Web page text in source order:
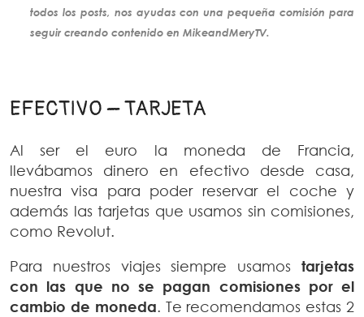
todos los posts, nos ayudas con una pequeña comisión para
seguir creando contenido en MikeandMeryTV.
EFECTIVO – TARJETA
Al ser el euro la moneda de Francia,
llevábamos dinero en efectivo desde casa,
nuestra visa para poder reservar el coche y
además las tarjetas que usamos sin comisiones,
como Revolut.
Para nuestros viajes siempre usamos tarjetas
con las que no se pagan comisiones por el
cambio de moneda. Te recomendamos estas 2